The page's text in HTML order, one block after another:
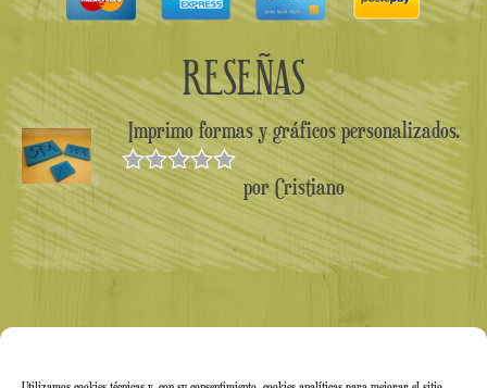
RESEÑAS
Imprimo formas y gráficos personalizados.
Valorado en
5de 5
por Cristiano